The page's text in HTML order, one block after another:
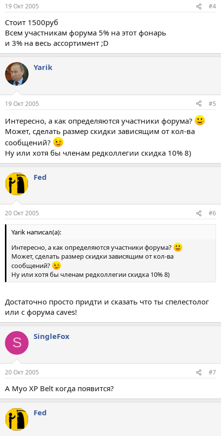
19 Окт 2005 #4
Стоит 1500руб
Всем участникам форума 5% на этот фонарь
и 3% на весь ассортимент ;D
Yarik
19 Окт 2005 #5
Интересно, а как определяются участники форума?
Может, сделать размер скидки зависящим от кол-ва
сообщений?
Ну или хотя бы членам редколлегии скидка 10% 8)
Fed
20 Окт 2005 #6
Yarik написал(а):
Интересно, а как определяются участники форума?
Может, сделать размер скидки зависящим от кол-ва
сообщений?
Ну или хотя бы членам редколлегии скидка 10% 8)
Достаточно просто придти и сказать что ты спелестолог
или с форума caves!
S SingleFox
20 Окт 2005 #7
А Myo XP Belt когда появится?
Fed